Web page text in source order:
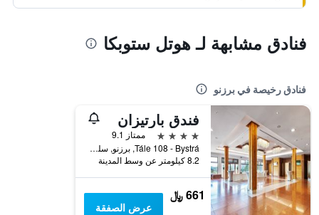
فنادق مشابهة لـ هوتل ستوبكا
فنادق رخيصة في برزنو
فندق بارتيزان
4 نجوم
ممتاز 9.1
Tále 108 - Bystrá, برزنو, سلوفاكيا
8.2 كيلومتر عن وسط المدينة
661 ﷼
عرض الصفقة